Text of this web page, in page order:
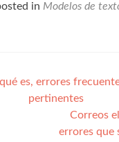
in Modelos de
de
es, errores
pertinentes
Correos
errores que